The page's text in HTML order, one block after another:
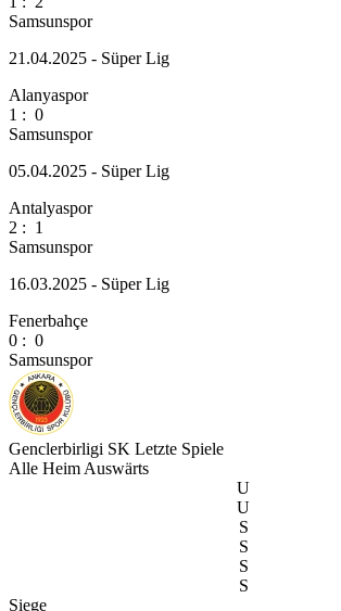
Samsunspor
21.04.2025 - Süper Lig
Alanyaspor
1 : 0
Samsunspor
05.04.2025 - Süper Lig
Antalyaspor
2 : 1
Samsunspor
16.03.2025 - Süper Lig
Fenerbahçe
0 : 0
Samsunspor
Genclerbirligi SK Letzte Spiele
Alle Heim Auswärts
U
U
S
S
S
S
Siege